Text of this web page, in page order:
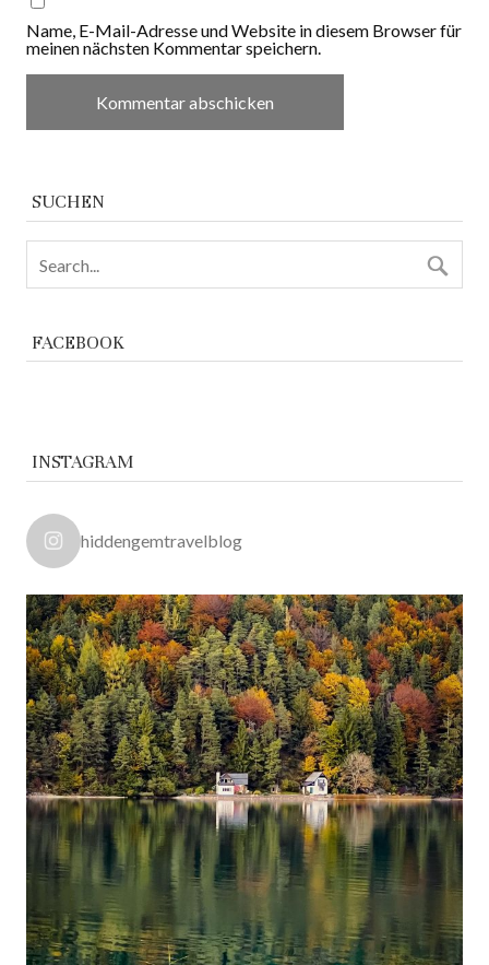
Name, E-Mail-Adresse und Website in diesem Browser für
meinen nächsten Kommentar speichern.
SUCHEN
FACEBOOK
INSTAGRAM
hiddengemtravelblog